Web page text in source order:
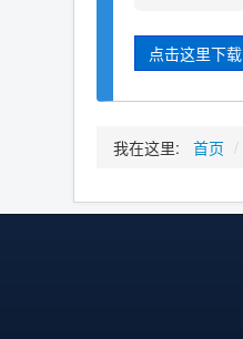
点击这里下载
我在这里: 首页 /